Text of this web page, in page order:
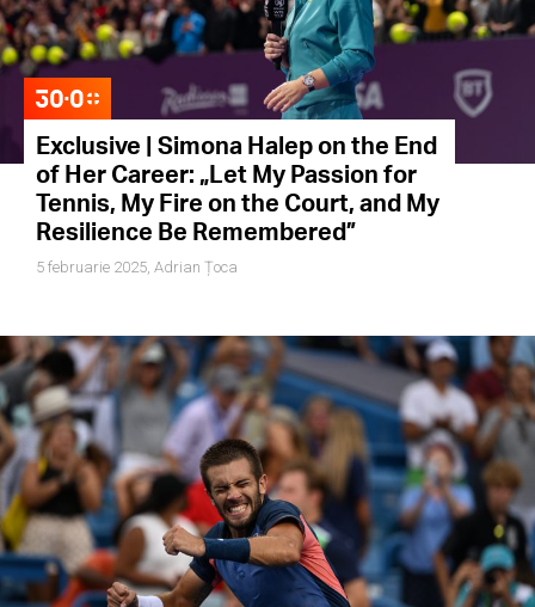
Exclusive | Simona Halep on the End
of Her Career: „Let My Passion for
Tennis, My Fire on the Court, and My
Resilience Be Remembered”
5 februarie 2025, Adrian Țoca